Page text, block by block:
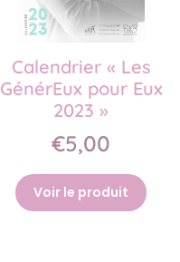
Calendrier « Les
GénérEux pour Eux
2023 »
€5,00
Voir le produit